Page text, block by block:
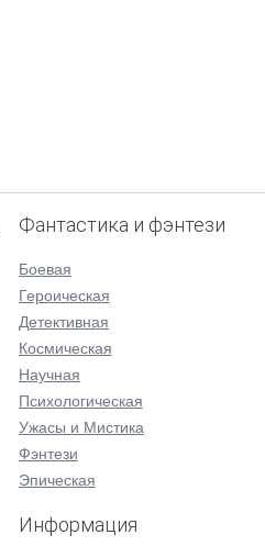
Фантастика и фэнтези
Боевая
Героическая
Детективная
Космическая
Научная
Психологическая
Ужасы и Мистика
Фэнтези
Эпическая
Информация